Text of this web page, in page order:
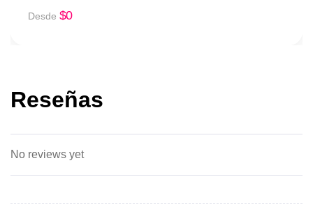
Desde $0
Reseñas
No reviews yet